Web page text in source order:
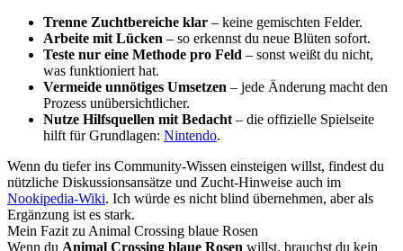
Trenne Zuchtbereiche klar – keine gemischten Felder.
Arbeite mit Lücken – so erkennst du neue Blüten sofort.
Teste nur eine Methode pro Feld – sonst weißt du nicht,
was funktioniert hat.
Vermeide unnötiges Umsetzen – jede Änderung macht den
Prozess unübersichtlicher.
Nutze Hilfsquellen mit Bedacht – die offizielle Spielseite
hilft für Grundlagen: Nintendo.
Wenn du tiefer ins Community-Wissen einsteigen willst, findest du
nützliche Diskussionsansätze und Zucht-Hinweise auch im
Nookipedia-Wiki. Ich würde es nicht blind übernehmen, aber als
Ergänzung ist es stark.
Mein Fazit zu Animal Crossing blaue Rosen
Wenn du Animal Crossing blaue Rosen willst, brauchst du kein